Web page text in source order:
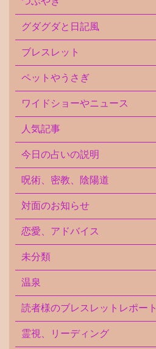
グダグダと日記風
ブレスレット
ペットやうさぎ
ワイドショーやニュース
人気記事
今日の占いの説明
呪術、密教、陰陽道
対面のお知らせ
恋愛、アドバイス
未分類
温泉
読者様のブレスレットレポート
霊視、リーディング